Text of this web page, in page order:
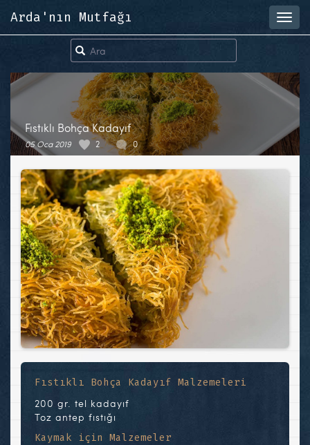
Arda'nın Mutfağı
Fıstıklı Bohça Kadayıf
05 Oca 2019 2 0
Fıstıklı Bohça Kadayıf Malzemeleri
200 gr. tel kadayıf
Toz antep fıstığı
Kaymak için Malzemeler